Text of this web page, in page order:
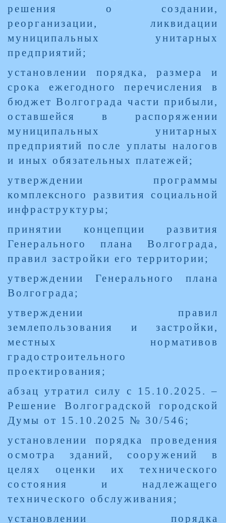
решения о создании,
реорганизации, ликвидации
муниципальных унитарных
предприятий;
установлении порядка, размера и
срока ежегодного перечисления в
бюджет Волгограда части прибыли,
оставшейся в распоряжении
муниципальных унитарных
предприятий после уплаты налогов
и иных обязательных платежей;
утверждении программы
комплексного развития социальной
инфраструктуры;
принятии концепции развития
Генерального плана Волгограда,
правил застройки его территории;
утверждении Генерального плана
Волгограда;
утверждении правил
землепользования и застройки,
местных нормативов
градостроительного
проектирования;
абзац утратил силу с 15.10.2025. –
Решение Волгоградской городской
Думы от 15.10.2025 № 30/546;
установлении порядка проведения
осмотра зданий, сооружений в
целях оценки их технического
состояния и надлежащего
технического обслуживания;
установлении порядка